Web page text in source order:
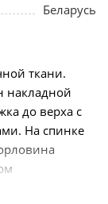
Беларусь
ткани.
накладной
до верха с
На спинке